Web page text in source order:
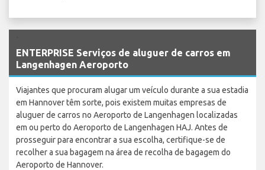
ENTERPRISE Serviços de aluguer de carros em
Langenhagen Aeroporto
Viajantes que procuram alugar um veículo durante a sua estadia
em Hannover têm sorte, pois existem muitas empresas de
aluguer de carros no Aeroporto de Langenhagen localizadas
em ou perto do Aeroporto de Langenhagen HAJ. Antes de
prosseguir para encontrar a sua escolha, certifique-se de
recolher a sua bagagem na área de recolha de bagagem do
Aeroporto de Hannover.